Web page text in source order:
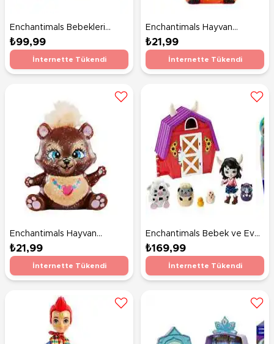
Enchantimals Bebekleri
Tırnak Bakım Salonu Oyun
Seti GFN54
₺99,99
İnternette Tükendi
Enchantimals Hayvan
Arkadaşlar Flick GLH36
₺21,99
İnternette Tükendi
Enchantimals Hayvan
Arkadaşlar Snore GLH39
₺21,99
İnternette Tükendi
Enchantimals Bebek ve Ev
Oyun Seti İnek Cambrie'nin
Çiftlik Evi GTM48
₺169,99
İnternette Tükendi